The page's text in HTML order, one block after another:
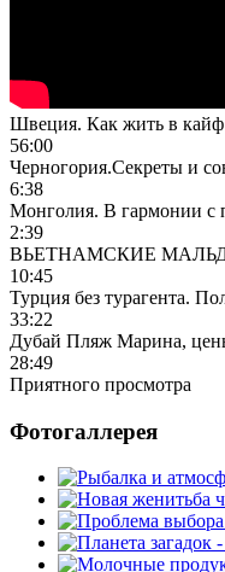
Швеция. Как жить в кайф
56:00
Черногория.Секреты и
6:38
Монголия. В гармонии с
2:39
ВЬЕТНАМСКИЕ
10:45
Турция без турагента.
33:22
Дубай Пляж Марина,
28:49
Приятного просмотра
Фотогаллерея